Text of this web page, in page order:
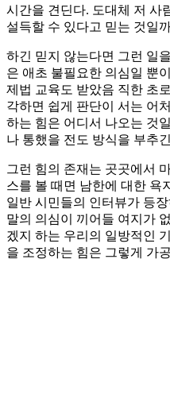
시간을 견딘다. 도대체 저 사
설득할 수 있다고 믿는 것일
하긴 믿지 않는다면 그런 일
은 애초 불필요한 의심일 뿐
제법 교육도 받았음 직한 초
각하면 쉽게 판단이 서는 어
하는 힘은 어디서 나오는 것
나 통했을 전도 방식을 부추
그런 힘의 존재는 곳곳에서
스를 볼 때면 남한에 대한 욕
일반 시민들의 인터뷰가 등
말의 의심이 끼어들 여지가
겠지 하는 우리의 일방적인
을 조정하는 힘은 그렇게 가